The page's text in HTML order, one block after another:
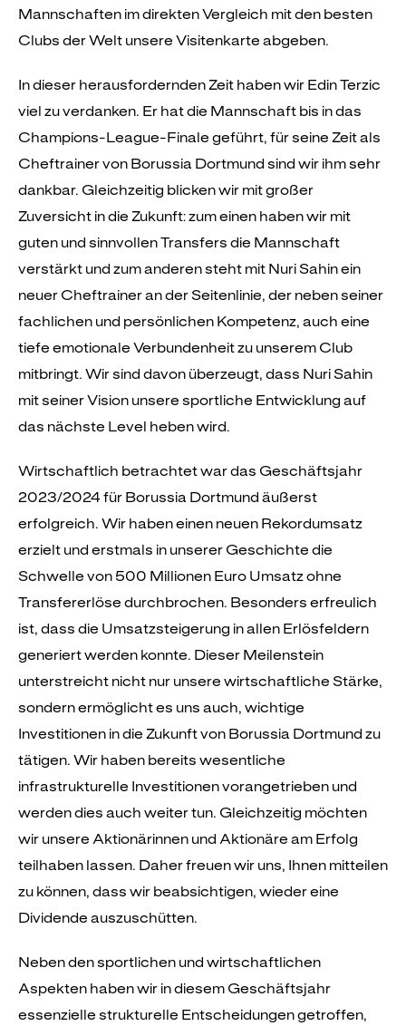
Mannschaften im direkten Vergleich mit den besten
Clubs der Welt unsere Visitenkarte abgeben.
In dieser herausfordernden Zeit haben wir Edin Terzic
viel zu verdanken. Er hat die Mannschaft bis in das
Champions-League-Finale geführt, für seine Zeit als
Cheftrainer von Borussia Dortmund sind wir ihm sehr
dankbar. Gleichzeitig blicken wir mit großer
Zuversicht in die Zukunft: zum einen haben wir mit
guten und sinnvollen Transfers die Mannschaft
verstärkt und zum anderen steht mit Nuri Sahin ein
neuer Cheftrainer an der Seitenlinie, der neben seiner
fachlichen und persönlichen Kompetenz, auch eine
tiefe emotionale Verbundenheit zu unserem Club
mitbringt. Wir sind davon überzeugt, dass Nuri Sahin
mit seiner Vision unsere sportliche Entwicklung auf
das nächste Level heben wird.
Wirtschaftlich betrachtet war das Geschäftsjahr
2023/2024 für Borussia Dortmund äußerst
erfolgreich. Wir haben einen neuen Rekordumsatz
erzielt und erstmals in unserer Geschichte die
Schwelle von500 MillionenEuro Umsatz ohne
Transfererlöse durchbrochen. Besonders erfreulich
ist, dass die Umsatzsteigerung in allen Erlösfeldern
generiert werden konnte. Dieser Meilenstein
unterstreicht nicht nur unsere wirtschaftliche Stärke,
sondern ermöglicht es uns auch, wichtige
Investitionen in die Zukunft von Borussia Dortmund zu
tätigen. Wir haben bereits wesentliche
infrastrukturelle Investitionen vorangetrieben und
werden dies auch weiter tun. Gleichzeitig möchten
wir unsere Aktionärinnen und Aktionäre am Erfolg
teilhaben lassen. Daher freuen wir uns, Ihnen mitteilen
zu können, dass wir beabsichtigen, wieder eine
Dividende auszuschütten.
Neben den sportlichen und wirtschaftlichen
Aspekten haben wir in diesem Geschäftsjahr
essenzielle strukturelle Entscheidungen getroffen,